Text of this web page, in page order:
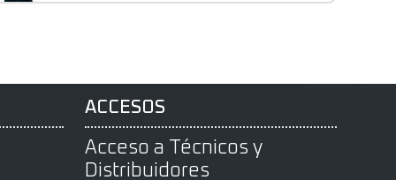
ACCESOS
Acceso a Técnicos y
Distribuidores